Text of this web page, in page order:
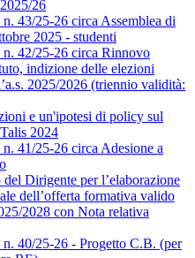
26
43/25-26 circa Assemblea di
2025 - studenti
42/25-26 circa Rinnovo
indizione delle elezioni
2025/2026 (triennio validità:
e un'ipotesi di policy sul
2024
41/25-26 circa Adesione a
Dirigente per l’elaborazione
dell’offerta formativa valido
2028 con Nota relativa
40/25-26 - Progetto C.B. (per